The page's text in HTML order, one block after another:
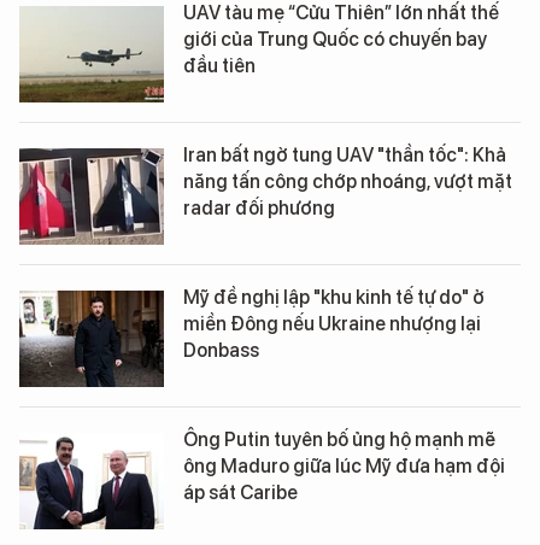
UAV tàu mẹ “Cửu Thiên” lớn nhất thế
giới của Trung Quốc có chuyến bay
đầu tiên
Iran bất ngờ tung UAV "thần tốc": Khả
năng tấn công chớp nhoáng, vượt mặt
radar đối phương
Mỹ đề nghị lập "khu kinh tế tự do" ở
miền Đông nếu Ukraine nhượng lại
Donbass
Ông Putin tuyên bố ủng hộ mạnh mẽ
ông Maduro giữa lúc Mỹ đưa hạm đội
áp sát Caribe